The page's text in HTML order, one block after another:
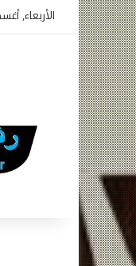
الأربعاء,